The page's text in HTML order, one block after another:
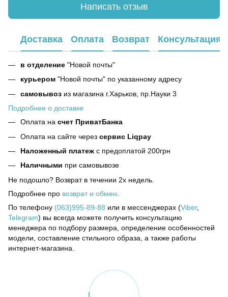
Написать отзыв
Доставка Оплата Возврат Консультация
в отделение "Новой почты"
курьером "Новой почты" по указанному адресу
самовывоз из магазина г.Харьков, пр.Науки 3
Подробнее о доставке
Оплата на счет ПриватБанка
Оплата на сайте через сервис Liqpay
Наложенный платеж с предоплатой 200грн
Наличными при самовывозе
Не подошло? Возврат в течении 2х недель.
Подробнее про возврат и обмен
По телефону (063)995-89-88 или в мессенджерах (Viber,
Telegram) вы всегда можете получить консультацию
менеджера по подбору размера, определение особенностей
модели, составление стильного образа, а также работы
интернет-магазина.